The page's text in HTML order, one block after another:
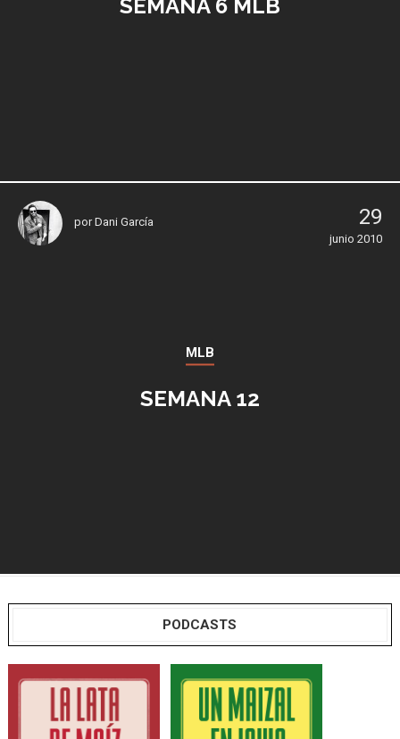
SEMANA 6 MLB
porDani García 29
junio 2010
MLB
SEMANA 12
PODCASTS